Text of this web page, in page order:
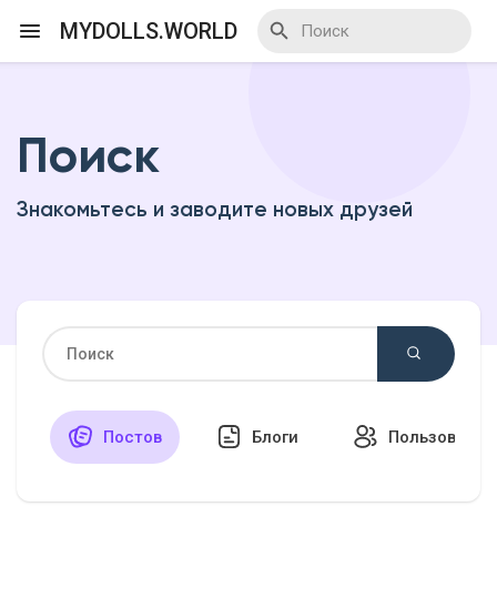
MYDOLLS.WORLD
Я организатор
Смотреть Базар
Поиск
Знакомьтесь и заводите новых друзей
Постов Блоги